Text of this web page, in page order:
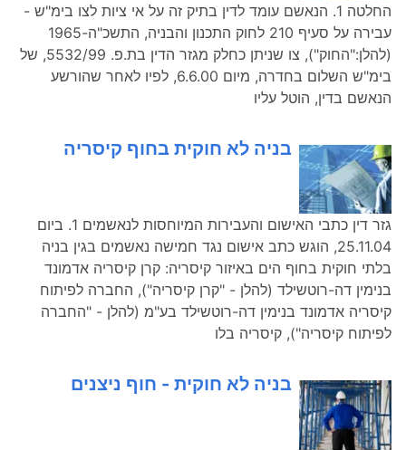
החלטה 1. הנאשם עומד לדין בתיק זה על אי ציות לצו בימ"ש -
עבירה על סעיף 210 לחוק התכנון והבניה, התשכ"ה-1965
(להלן:"החוק"), צו שניתן כחלק מגזר הדין בת.פ. 5532/99, של
בימ"ש השלום בחדרה, מיום 6.6.00, לפיו לאחר שהורשע
הנאשם בדין, הוטל עליו
בניה לא חוקית בחוף קיסריה
גזר דין כתבי האישום והעבירות המיוחסות לנאשמים 1. ביום
25.11.04, הוגש כתב אישום נגד חמישה נאשמים בגין בניה
בלתי חוקית בחוף הים באיזור קיסריה: קרן קיסריה אדמונד
בנימין דה-רוטשילד (להלן - "קרן קיסריה"), החברה לפיתוח
קיסריה אדמונד בנימין דה-רוטשילד בע"מ (להלן - "החברה
לפיתוח קיסריה"), קיסריה בלו
בניה לא חוקית - חוף ניצנים